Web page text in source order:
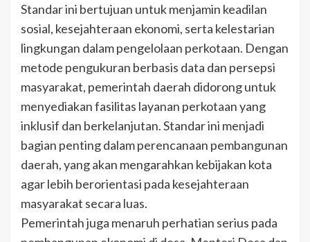
Standar ini bertujuan untuk menjamin keadilan
sosial, kesejahteraan ekonomi, serta kelestarian
lingkungan dalam pengelolaan perkotaan. Dengan
metode pengukuran berbasis data dan persepsi
masyarakat, pemerintah daerah didorong untuk
menyediakan fasilitas layanan perkotaan yang
inklusif dan berkelanjutan. Standar ini menjadi
bagian penting dalam perencanaan pembangunan
daerah, yang akan mengarahkan kebijakan kota
agar lebih berorientasi pada kesejahteraan
masyarakat secara luas.
Pemerintah juga menaruh perhatian serius pada